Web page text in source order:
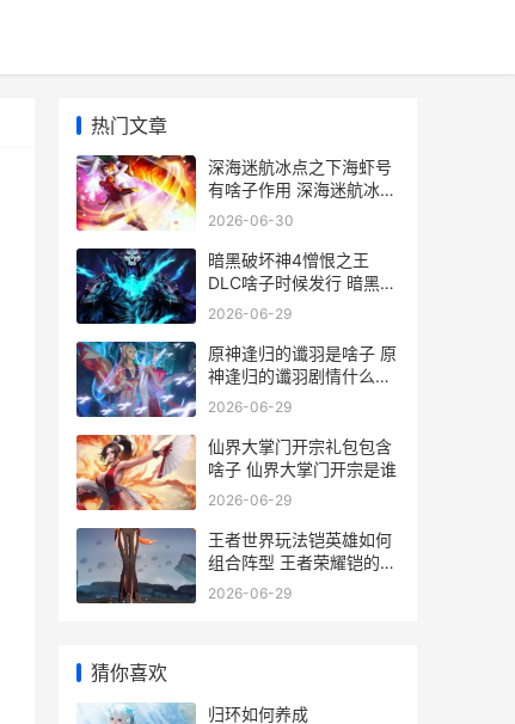
热门文章
深海迷航冰点之下海虾号
有啥子作用 深海迷航冰点
之下海虾号碎片位置
2026-06-30
暗黑破坏神4憎恨之王
DLC啥子时候发行 暗黑破
坏神4憎恨之王和憎恨之
2026-06-29
原神逢归的谶羽是啥子 原
神逢归的谶羽剧情什么时
候
2026-06-29
仙界大掌门开宗礼包包含
啥子 仙界大掌门开宗是谁
2026-06-29
王者世界玩法铠英雄如何
组合阵型 王者荣耀铠的玩
法技巧2021
2026-06-29
猜你喜欢
归环如何养成